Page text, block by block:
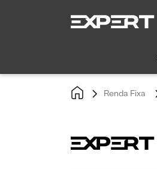
Renda Fixa